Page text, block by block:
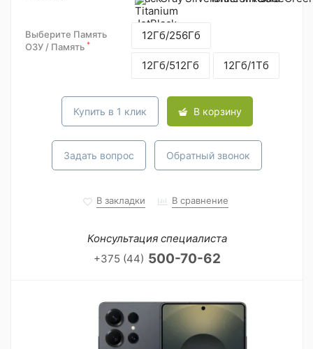
Выберите Память
ОЗУ / Память *
12Гб/256Гб
12Гб/512Гб 12Гб/1Тб
Купить в 1 клик В корзину
Задать вопрос Обратный звонок
В закладки В сравнение
Консультация специалиста
+375 (44) 500-70-62